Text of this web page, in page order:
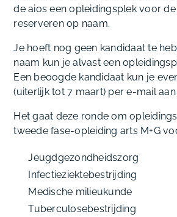
de aios een opleidingsplek voor
reserveren op naam.
Je hoeft nog geen kandidaat te
naam kun je alvast een
Een beoogde kandidaat kun je
(uiterlijk tot 7 maart) per e-mail
Het gaat deze ronde om
tweede fase-opleiding arts M+G
Jeugdgezondheidszorg
Infectieziektebestrijding
Medische milieukunde
Tuberculosebestrijding